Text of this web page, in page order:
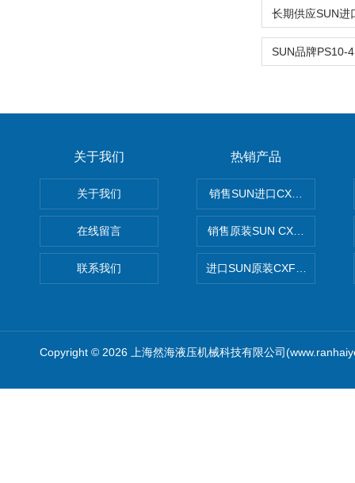
关于我们
关于我们
在线留言
联系我们
热销产品
销售SUN进口CXGDXCN插
销售原装SUN CXJAXCN全
进口SUN原装CXFAXCN导压
Copyright © 2026 上海然海液压机械科技有限公司